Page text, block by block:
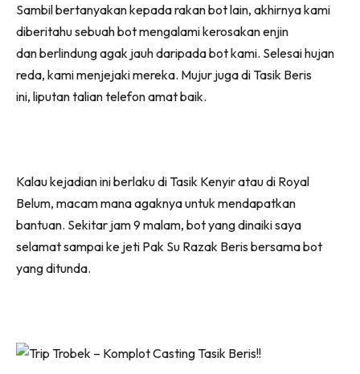
Sambil bertanyakan kepada rakan bot lain, akhirnya kami
diberitahu sebuah bot mengalami kerosakan enjin
dan berlindung agak jauh daripada bot kami. Selesai hujan
reda, kami menjejaki mereka. Mujur juga di Tasik Beris
ini, liputan talian telefon amat baik.
Kalau kejadian ini berlaku di Tasik Kenyir atau di Royal
Belum, macam mana agaknya untuk mendapatkan
bantuan. Sekitar jam 9 malam, bot yang dinaiki saya
selamat sampai ke jeti Pak Su Razak Beris bersama bot
yang ditunda.